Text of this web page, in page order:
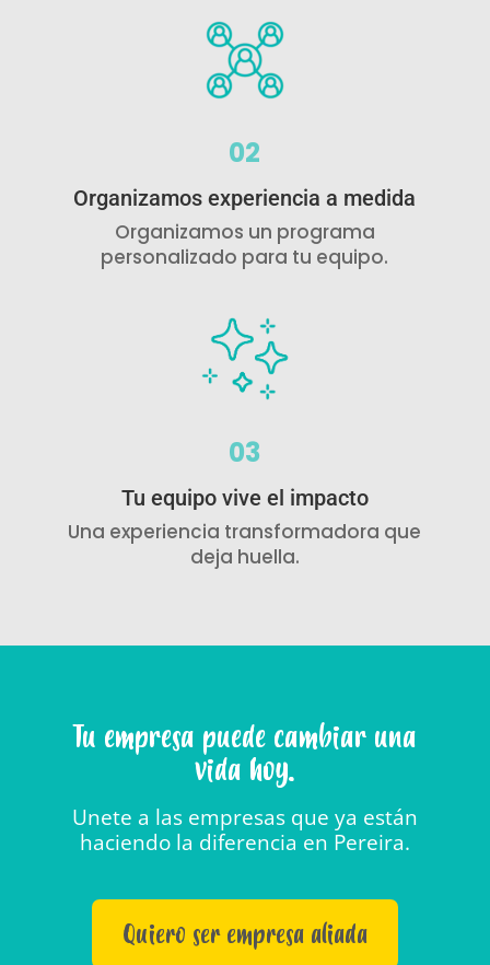
02
Organizamos experiencia a medida
Organizamos un programa
personalizado para tu equipo.
03
Tu equipo vive el impacto
Una experiencia transformadora que
deja huella.
Tu empresa puede cambiar una
vida hoy.
Unete a las empresas que ya están
haciendo la diferencia en Pereira.
Quiero ser empresa aliada